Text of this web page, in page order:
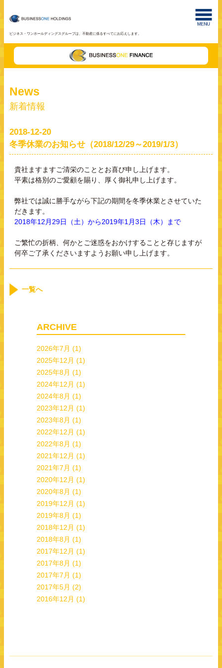
ビジネス・ワンホールディングスグループは、不動産に係るすべてにお応えします。
News
新着情報
2018-12-20
冬季休業のお知らせ（2018/12/29～2019/1/3）
貴社ますますご清栄のこととお喜び申し上げます。
平素は格別のご愛顧を賜り、厚く御礼申し上げます。
弊社では誠に勝手ながら下記の期間を冬季休業とさせていた
だきます。
2018年12月29日（土）から2019年1月3日（木）まで
ご繁忙の折柄、何かとご迷惑をおかけすることと存じますが
何卒ご了承くださいますようお願い申し上げます。
一覧へ
ARCHIVE
2026年7月 (1)
2025年12月 (1)
2025年8月 (1)
2024年12月 (1)
2024年8月 (1)
2023年12月 (1)
2023年8月 (1)
2022年12月 (1)
2022年8月 (1)
2021年12月 (1)
2021年7月 (1)
2020年12月 (1)
2020年8月 (1)
2019年12月 (1)
2019年8月 (1)
2018年12月 (1)
2018年8月 (1)
2017年12月 (1)
2017年8月 (1)
2017年7月 (1)
2017年5月 (2)
2016年12月 (1)